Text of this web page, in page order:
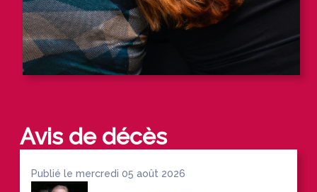
Avis de décès
Publié le mercredi 05 août 2026